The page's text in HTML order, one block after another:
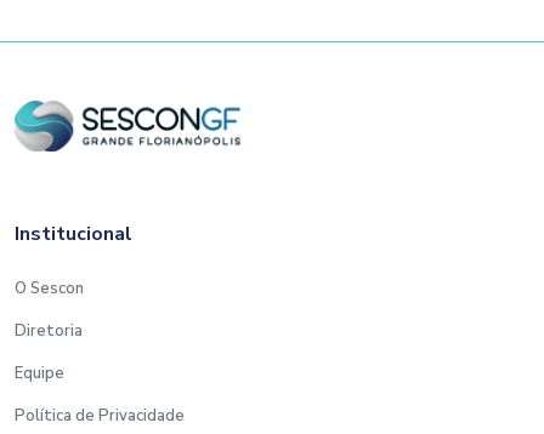
Institucional
O Sescon
Diretoria
Equipe
Política de Privacidade